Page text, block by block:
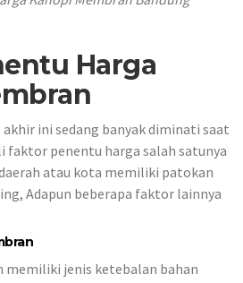
Harga
ini sedang banyak diminati saat
faktor penentu harga salah satunya
atau kota memiliki patokan
Adapun beberapa faktor lainnya
memiliki jenis ketebalan bahan